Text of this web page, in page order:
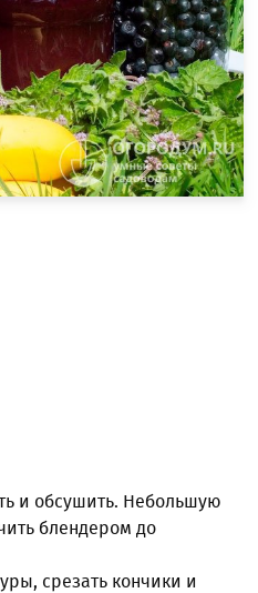
и обсушить. Небольшую
блендером до
срезать кончики и